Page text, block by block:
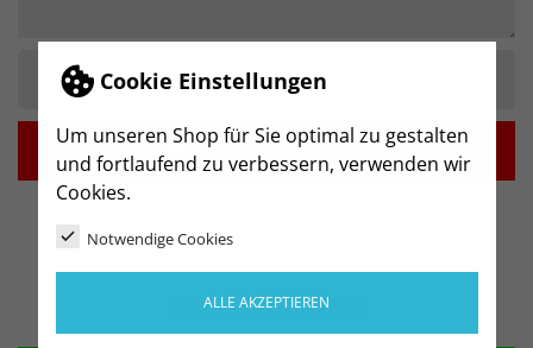
Cookie Einstellungen
Um unseren Shop für Sie optimal zu gestalten
und fortlaufend zu verbessern, verwenden wir
Cookies.
Notwendige Cookies
ALLE AKZEPTIEREN
 IN DEN WARENKORB
BESCHREIBUNG